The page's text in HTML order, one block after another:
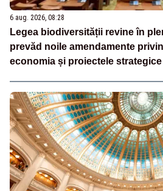
6 aug. 2026, 08:28
Legea biodiversității revine în
prevăd noile amendamente
economia și proiectele strategice